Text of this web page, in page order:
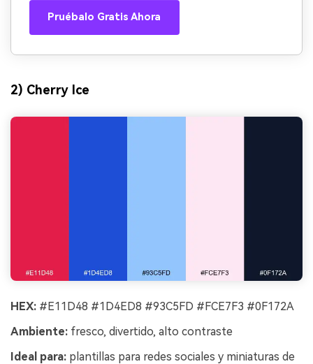
Pruébalo Gratis Ahora
2) Cherry Ice
HEX: #E11D48 #1D4ED8 #93C5FD #FCE7F3 #0F172A
Ambiente: fresco, divertido, alto contraste
Ideal para: plantillas para redes sociales y miniaturas de